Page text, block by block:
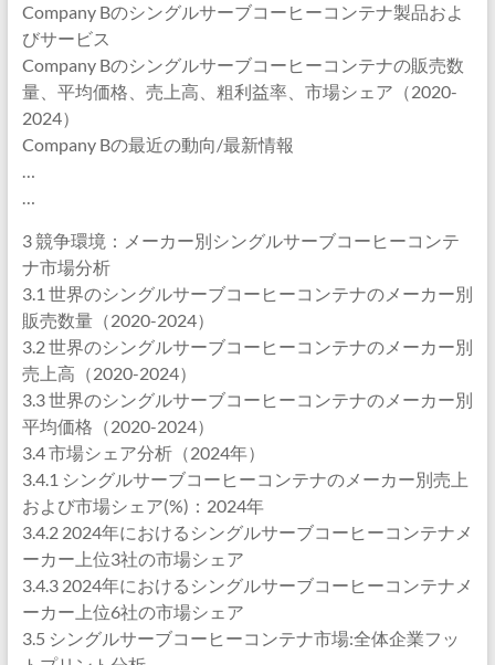
Company Bのシングルサーブコーヒーコンテナ製品およ
びサービス
Company Bのシングルサーブコーヒーコンテナの販売数
量、平均価格、売上高、粗利益率、市場シェア（2020-
2024）
Company Bの最近の動向/最新情報
…
…
3 競争環境：メーカー別シングルサーブコーヒーコンテ
ナ市場分析
3.1 世界のシングルサーブコーヒーコンテナのメーカー別
販売数量（2020-2024）
3.2 世界のシングルサーブコーヒーコンテナのメーカー別
売上高（2020-2024）
3.3 世界のシングルサーブコーヒーコンテナのメーカー別
平均価格（2020-2024）
3.4 市場シェア分析（2024年）
3.4.1 シングルサーブコーヒーコンテナのメーカー別売上
および市場シェア(%)：2024年
3.4.2 2024年におけるシングルサーブコーヒーコンテナメ
ーカー上位3社の市場シェア
3.4.3 2024年におけるシングルサーブコーヒーコンテナメ
ーカー上位6社の市場シェア
3.5 シングルサーブコーヒーコンテナ市場:全体企業フッ